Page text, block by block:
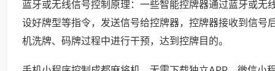
蓝牙或无线信号控制原理：一些智能控牌器通过蓝牙或无
设好牌型等指令，发送信号给控牌器，控牌器接收到信号
机洗牌、码牌过程中进行干预，达到控牌目的。